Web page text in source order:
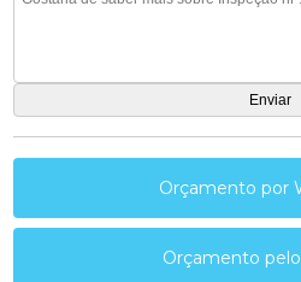
Orçamento por
Orçamento